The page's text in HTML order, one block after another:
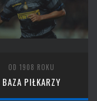
OD 1908 ROKU
BAZA PIŁKARZY